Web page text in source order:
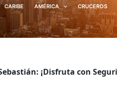
CARIBE AMÉRICA CRUCEROS
¡Disfruta con